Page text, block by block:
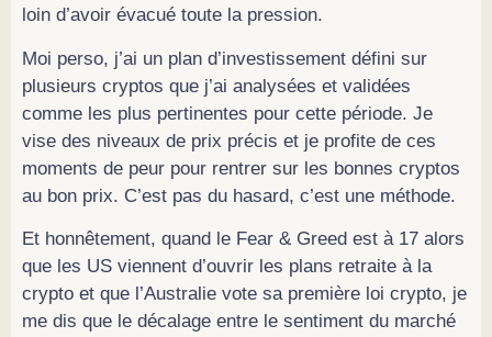
loin d’avoir évacué toute la pression.
Moi perso, j’ai un plan d’investissement défini sur
plusieurs cryptos que j’ai analysées et validées
comme les plus pertinentes pour cette période. Je
vise des niveaux de prix précis et je profite de ces
moments de peur pour rentrer sur les bonnes cryptos
au bon prix. C’est pas du hasard, c’est une méthode.
Et honnêtement, quand le Fear & Greed est à 17 alors
que les US viennent d’ouvrir les plans retraite à la
crypto et que l’Australie vote sa première loi crypto, je
me dis que le décalage entre le sentiment du marché